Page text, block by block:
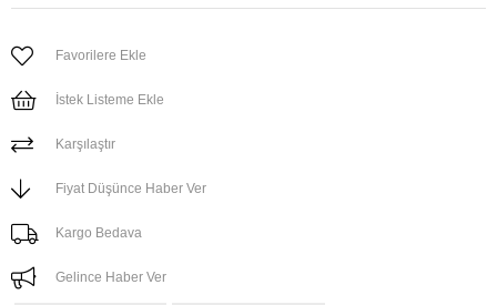
Favorilere Ekle
İstek Listeme Ekle
Karşılaştır
Fiyat Düşünce Haber Ver
Kargo Bedava
Gelince Haber Ver